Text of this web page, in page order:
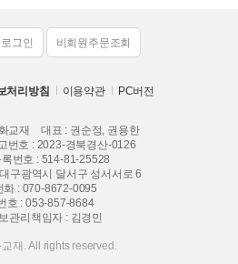
로그인 비회원주문조회
처리방침 이용약관 PC버전
교재
대표 : 권순정, 권용한
번호 : 2023-경북경산-0126
번호 : 514-81-25528
구광역시 달서구 성서서로 6
화 : 070-8672-0095
호 : 053-857-8684
관리책임자 : 김경민
재. All rights reserved.